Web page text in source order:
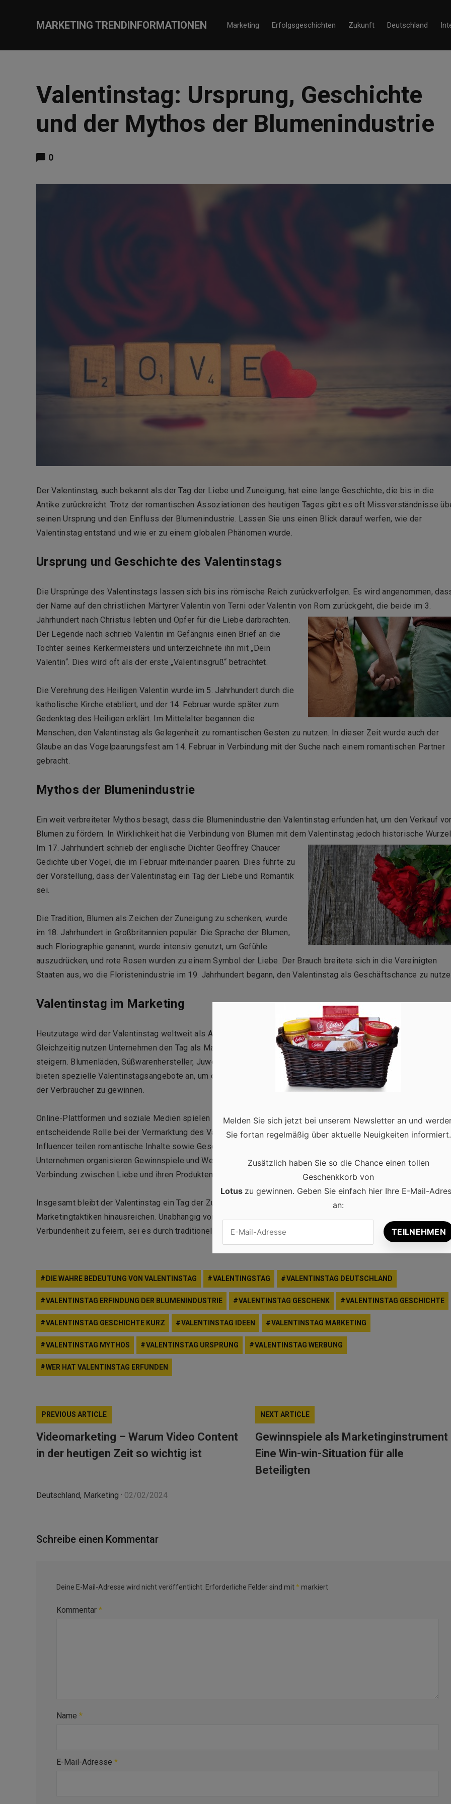
MARKETING TRENDINFORMATIONEN Marketing Erfolgsgeschichten Zukunft Deutschland
Valentinstag: Ursprung, Geschichte
und der Mythos der Blumenindustrie
0
Der Valentinstag, auch bekannt als der Tag der Liebe und Zuneigung, hat eine lange Geschichte, die bis in die
Antike zurückreicht. Trotz der romantischen Assoziationen des heutigen Tages gibt es oft Missverständnisse
seinen Ursprung und den Einfluss der Blumenindustrie. Lassen Sie uns einen Blick darauf werfen, wie der
Valentinstag entstand und wie er zu einem globalen Phänomen wurde.
Ursprung und Geschichte des Valentinstags
Die Ursprünge des Valentinstags lassen sich bis ins römische Reich zurückverfolgen. Es wird angenommen,
der Name auf den christlichen Märtyrer Valentin von Terni oder Valentin von Rom zurückgeht, die beide im 3.
Jahrhundert nach Christus lebten und Opfer für die Liebe darbrachten.
Der Legende nach schrieb Valentin im Gefängnis einen Brief an die
Tochter seines Kerkermeisters und unterzeichnete ihn mit „Dein
Valentin“. Dies wird oft als der erste „Valentinsgruß“ betrachtet.
Die Verehrung des Heiligen Valentin wurde im 5. Jahrhundert durch die
katholische Kirche etabliert, und der 14. Februar wurde später zum
Gedenktag des Heiligen erklärt. Im Mittelalter begannen die
Menschen, den Valentinstag als Gelegenheit zu romantischen Gesten zu nutzen. In dieser Zeit wurde auch der
Glaube an das Vogelpaarungsfest am 14. Februar in Verbindung mit der Suche nach einem romantischen Partner
gebracht.
Mythos der Blumenindustrie
Ein weit verbreiteter Mythos besagt, dass die Blumenindustrie den Valentinstag erfunden hat, um den Verkauf
Blumen zu fördern. In Wirklichkeit hat die Verbindung von Blumen mit dem Valentinstag jedoch historische
Im 17. Jahrhundert schrieb der englische Dichter Geoffrey Chaucer
Gedichte über Vögel, die im Februar miteinander paaren. Dies führte zu
der Vorstellung, dass der Valentinstag ein Tag der Liebe und Romantik
sei.
Die Tradition, Blumen als Zeichen der Zuneigung zu schenken, wurde
im 18. Jahrhundert in Großbritannien populär. Die Sprache der Blumen,
auch Floriographie genannt, wurde intensiv genutzt, um Gefühle
auszudrücken, und rote Rosen wurden zu einem Symbol der Liebe. Der Brauch breitete sich in die Vereinigten
Staaten aus, wo die Floristenindustrie im 19. Jahrhundert begann, den Valentinstag als Geschäftschance zu
Valentinstag im Marketing
Heutzutage wird der Valentinstag weltweit als Anlass für Liebesbekundungen und romantische Gesten gefeiert.
Gleichzeitig nutzen Unternehmen den Tag als Marketingplattform, um Produkte zu bewerbenund Verkäufe zu
steigern. Blumenläden, Süßwarenhersteller, Juweliere und Restaurants
bieten spezielle Valentinstagsangebote an, um die Aufmerksamkeit
der Verbraucher zu gewinnen.
Online-Plattformen und soziale Medien spielen ebenfalls eine
entscheidende Rolle bei der Vermarktung des Valentinstags.
Influencer teilen romantische Inhalte sowieGeschenkideen
Unternehmen organisieren Gewinnspiele und Werbekampagnen, um die
Verbindung zwischen Liebe und ihren Produkten zu stärken.
Insgesamt bleibt der Valentinstag ein Tag der Zuneigung und Liebe, dessen Ursprünge weit über die modernen
Marketingtaktiken hinausreichen. Unabhängig von seiner kommerziellen Seite bleibt er eine Gelegenheit, Liebe
Verbundenheit zu feiern, sei es durch traditionelle Gesten oder moderne Formen der Ausdrucksweise.
DIE WAHRE BEDEUTUNG VON VALENTINSTAG VALENTINGSTAG VALENTINSTAG DEUTSCHLAND
VALENTINSTAG ERFINDUNG DER BLUMENINDUSTRIE VALENTINSTAG GESCHENK VALENTINSTAG GESCHICHTE
VALENTINSTAG GESCHICHTE KURZ VALENTINSTAG IDEEN VALENTINSTAG MARKETING
VALENTINSTAG MYTHOS VALENTINSTAG URSPRUNG VALENTINSTAG WERBUNG
WER HAT VALENTINSTAG ERFUNDEN
PREVIOUS ARTICLE
Videomarketing – Warum Video Content
in der heutigen Zeit so wichtig ist
NEXT ARTICLE
Gewinnspiele als Marketinginstrument
Eine Win-win-Situation für alle
Beteiligten
Deutschland, Marketing · 02/02/2024
Schreibe einen Kommentar
Deine E-Mail-Adresse wird nicht veröffentlicht. Erforderliche Felder sind mit* markiert
Kommentar *
Name *
E-Mail-Adresse *
Melden Sie sich jetzt bei unserem Newsletter an und
Sie fortan regelmäßig über aktuelle Neuigkeiten informiert.
Zusätzlich haben Sie so die Chance einen tollen
Geschenkkorb von
Lotus zu gewinnen. Geben Sie einfach hier Ihre E-Mail-
an: